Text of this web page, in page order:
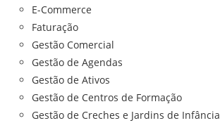
E-Commerce
Faturação
Gestão Comercial
Gestão de Agendas
Gestão de Ativos
Gestão de Centros de Formação
Gestão de Creches e Jardins de Infância